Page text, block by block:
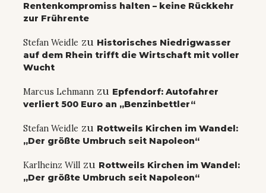
Rentenkompromiss halten – keine Rückkehr
zur Frührente
Stefan Weidle zu Historisches Niedrigwasser
auf dem Rhein trifft die Wirtschaft mit voller
Wucht
Marcus Lehmann zu Epfendorf: Autofahrer
verliert 500 Euro an „Benzinbettler“
Stefan Weidle zu Rottweils Kirchen im Wandel:
„Der größte Umbruch seit Napoleon“
Karlheinz Will zu Rottweils Kirchen im Wandel:
„Der größte Umbruch seit Napoleon“